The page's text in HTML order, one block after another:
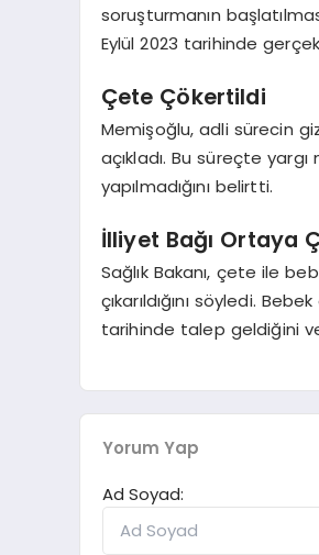
soruşturmanın
Eylül 2023 tarihinde
Çete Çökertildi
Memişoğlu, adli sürecin
açıkladı. Bu süreçte
yapılmadığını belirtti.
İlliyet Bağı Ortaya
Sağlık Bakanı, çete ile
çıkarıldığını söyledi.
tarihinde talep geldiğini
Yorum Yap
Ad Soyad: